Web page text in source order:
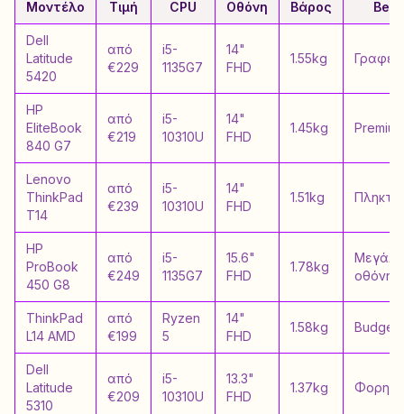
Μοντέλο Τιμή CPU Οθόνη Βάρος Best
Dell
Latitude
5420
από
€229
i5-
1135G7
14"
FHD
1.55kg
HP
EliteBook
840 G7
από
€219
i5-
10310U
14"
FHD
1.45kg
Lenovo
ThinkPad
T14
από
€239
i5-
10310U
14"
FHD
1.51kg
HP
ProBook
450 G8
από
€249
i5-
1135G7
15.6"
FHD
1.78kg
Μεγάλη
οθόνη
ThinkPad
L14 AMD
από
€199
Ryzen
5
14"
FHD
1.58kg Budget
Dell
Latitude
5310
από
€209
i5-
10310U
13.3"
FHD
1.37kg